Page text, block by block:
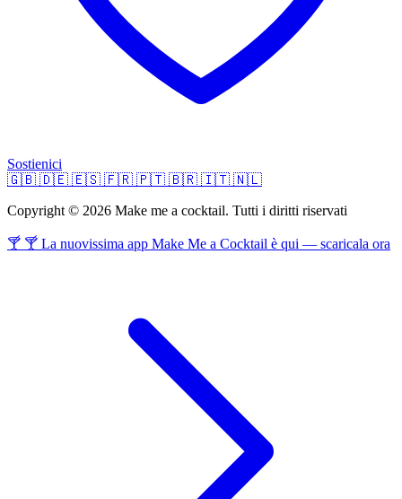
Sostienici
🇬🇧 🇩🇪 🇪🇸 🇫🇷 🇵🇹 🇧🇷 🇮🇹 🇳🇱
Copyright © 2026 Make me a cocktail. Tutti i diritti riservati
🍸 🍸 La nuovissima app Make Me a Cocktail è qui — scaricala ora